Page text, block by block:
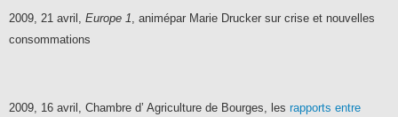
2009, 21 avril, Europe 1 , animépar Marie Drucker sur crise et nouvelles
consommations
2009, 16 avril, Chambre d’ Agriculture de Bourges, les rapports entre